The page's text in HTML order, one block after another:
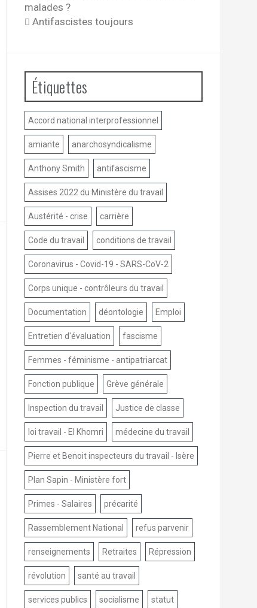
malades ?
Antifascistes toujours
Étiquettes
Accord national interprofessionnel
amiante anarchosyndicalisme
Anthony Smith antifascisme
Assises 2022 du Ministère du travail
Austérité - crise carrière
Code du travail conditions de travail
Coronavirus - Covid-19 - SARS-CoV-2
Corps unique - contrôleurs du travail
Documentation déontologie Emploi
Entretien d'évaluation fascisme
Femmes - féminisme - antipatriarcat
Fonction publique Grève générale
Inspection du travail Justice de classe
loi travail - El Khomri médecine du travail
Pierre et Benoit inspecteurs du travail - Isère
Plan Sapin - Ministère fort
Primes - Salaires précarité
Rassemblement National refus parvenir
renseignements Retraites Répression
révolution santé au travail
services publics socialisme statut